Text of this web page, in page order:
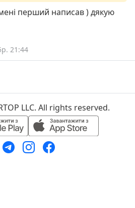
перший написав ) дякую
21:44
LLC. All rights reserved.